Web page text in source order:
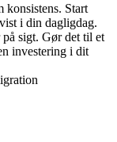
konsistens. Start
i din dagligdag.
sigt. Gør det til et
investering i dit